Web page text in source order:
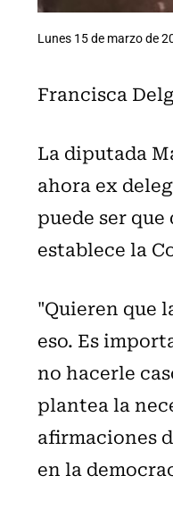
Lunes 15 de marzo de
Francisca
La diputada
ahora ex
puede ser que
establece la
"Quieren que
eso. Es
no hacerle
plantea la
afirmaciones
en la